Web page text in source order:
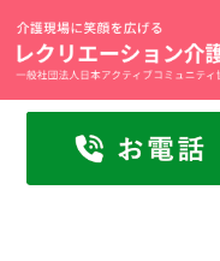
トップ